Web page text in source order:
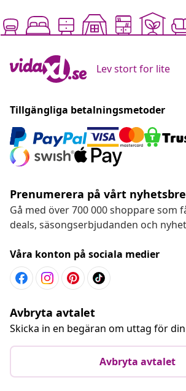
Lev stort for lite
Tillgängliga betalningsmetoder
Prenumerera på vårt
Gå med över 700 000 shoppare som
deals, säsongserbjudanden och
Våra konton på sociala medier
Avbryta avtalet
Skicka in en begäran om uttag för
Avbryta avtalet